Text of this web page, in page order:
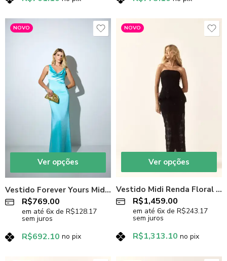
NOVO
Ver opções
Vestido Forever Yours Midi Sereia em Cetim Premium Turquesa
R$769.00
em até 6x de R$128.17
sem juros
R$692.10 no pix
NOVO
Ver opções
Vestido Midi Renda Floral 3D
R$1,459.00
em até 6x de R$243.17
sem juros
R$1,313.10 no pix